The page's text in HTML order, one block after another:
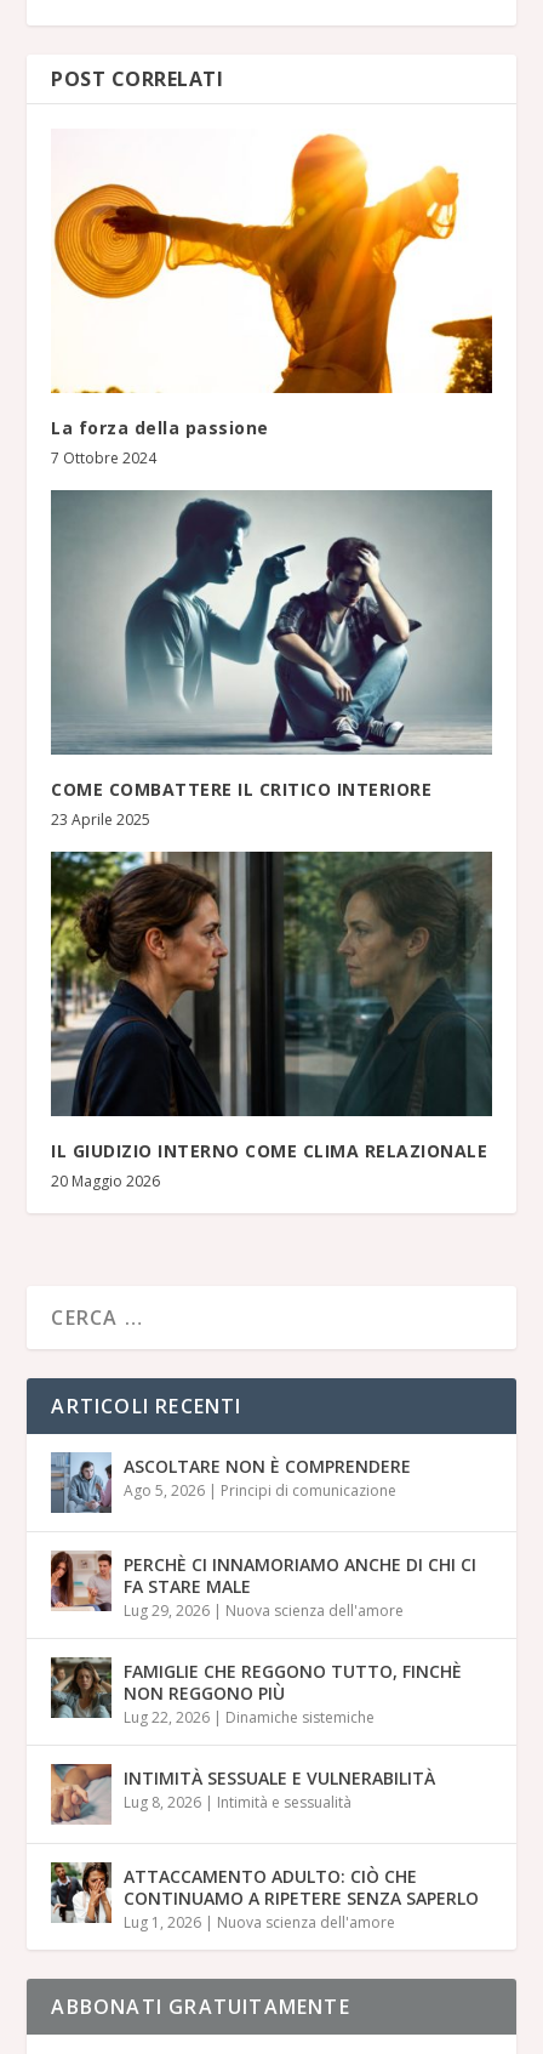
POST CORRELATI
La forza della passione
7 Ottobre 2024
COME COMBATTERE IL CRITICO INTERIORE
23 Aprile 2025
IL GIUDIZIO INTERNO COME CLIMA RELAZIONALE
20 Maggio 2026
ARTICOLI RECENTI
ASCOLTARE NON È COMPRENDERE
Ago 5, 2026 | Principi di comunicazione
PERCHÈ CI INNAMORIAMO ANCHE DI CHI CI
FA STARE MALE
Lug 29, 2026 | Nuova scienza dell'amore
FAMIGLIE CHE REGGONO TUTTO, FINCHÈ
NON REGGONO PIÙ
Lug 22, 2026 | Dinamiche sistemiche
INTIMITÀ SESSUALE E VULNERABILITÀ
Lug 8, 2026 | Intimità e sessualità
ATTACCAMENTO ADULTO: CIÒ CHE
CONTINUAMO A RIPETERE SENZA SAPERLO
Lug 1, 2026 | Nuova scienza dell'amore
ABBONATI GRATUITAMENTE